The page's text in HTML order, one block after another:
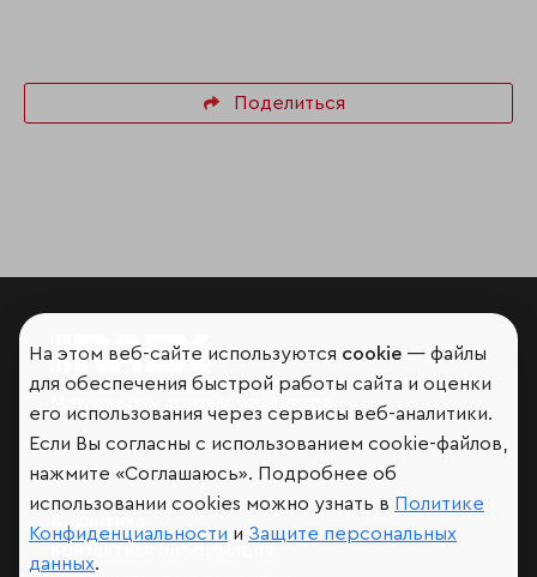
Поделиться
Аналитика
На этом веб-сайте используются cookie — файлы
для обеспечения быстрой работы сайта и оценки
его использования через сервисы веб-аналитики.
Если Вы согласны с использованием cookie-файлов,
нажмите «Соглашаюсь». Подробнее об
использовании cookies можно узнать в Политике
Конфиденциальности и Защите персональных
данных.